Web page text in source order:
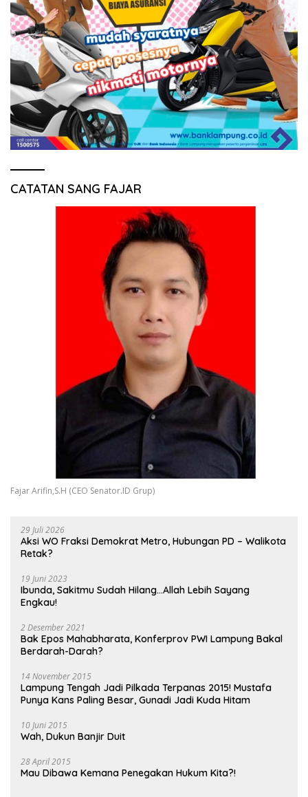
CATATAN SANG FAJAR
Fajar Arifin,S.H (CEO Senator.ID Grup)
29 Juli 2026
Aksi WO Fraksi Demokrat Metro, Hubungan PD – Walikota
Retak?
19 Juni 2023
Ibunda, Sakitmu Sudah Hilang…Allah Lebih Sayang
Engkau!
2 Desember 2021
Bak Epos Mahabharata, Konferprov PWI Lampung Bakal
Berdarah-Darah?
14 November 2015
Lampung Tengah Jadi Pilkada Terpanas 2015! Mustafa
Punya Kans Paling Besar, Gunadi Jadi Kuda Hitam
10 Juni 2015
Wah, Dukun Banjir Duit
28 April 2015
Mau Dibawa Kemana Penegakan Hukum Kita?!